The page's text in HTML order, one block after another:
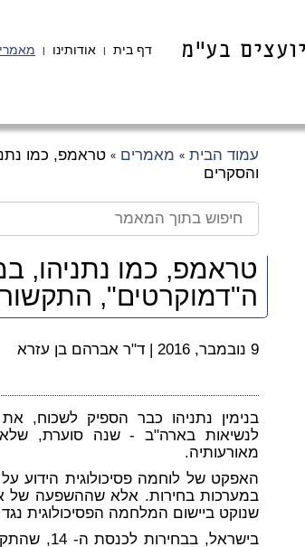
דף בית | אודותינו |
עמוד הבית » מאמרים » טראמפ, כמו
והסקרים
טראמפ, כמו נתניהו,
ה"דמוקרטים",
9 נובמבר, 2016 | ד"ר אברהם בן עזרא
בנימין נתניהו כבר הספיק לשכוח,
לנשיאות בארה"ב - שנה סוערת,
מאורעותיה.
האפקט של לוחמה פסיכולוגית הידוע
במערכות בחירות. אלא שההשפעה של
שנוקט ביישום המלחמה הפסיכולוגית נגד